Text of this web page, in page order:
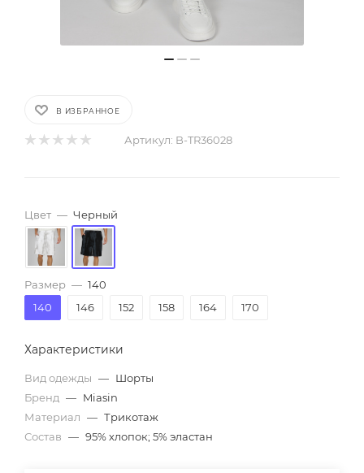
В ИЗБРАННОЕ
Артикул: B-TR36028
Цвет — Черный
Размер — 140
140
146 152 158 164 170
Характеристики
Вид одежды — Шорты
Бренд — Miasin
Материал — Трикотаж
Состав — 95% хлопок; 5% эластан